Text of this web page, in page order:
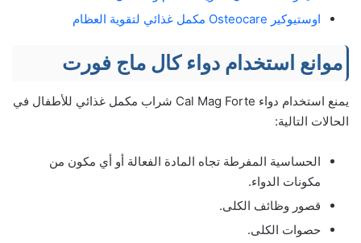
اوستيوكير Osteocare مكمل غذائي لتقوية العظام
موانع استخدام دواء كال ماج فورت
يمنع استخدام دواء Cal Mag Forte شراب مكمل غذائي للأطفال في
الحالات التالية:
الحساسية المفرطة تجاه المادة الفعالة أو أي مكون من
مكونات الدواء.
قصور وظائف الكلى.
حصوات الكلى.